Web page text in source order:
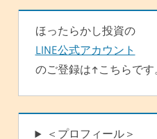
ほったらかし投資の
LINE公式アカウント
のご登録は↑こちらです
＜プロフィール＞